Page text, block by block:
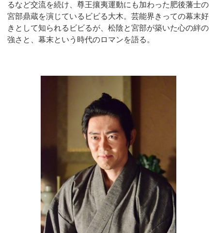
るなど交流を続け、尊王攘夷運動にも加わった肥後藩士の
宮部鼎蔵を演じているビビる大木。芸能界きっての幕末好
きとして知られるビビるが、松陰と宮部が築いた心の絆の
強さと、幕末という時代のロマンを語る。